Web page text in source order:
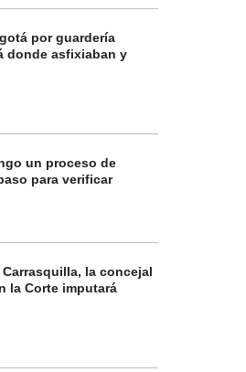
por guardería
donde asfixiaban y
un proceso de
para verificar
la concejal
la Corte imputará